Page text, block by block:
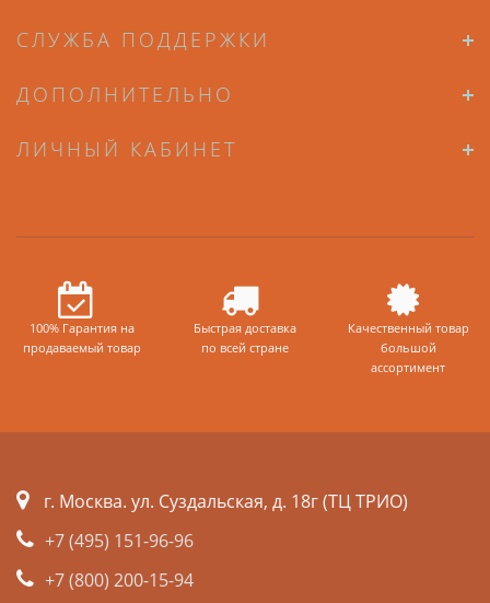
СЛУЖБА ПОДДЕРЖКИ
ДОПОЛНИТЕЛЬНО
ЛИЧНЫЙ КАБИНЕТ
100% Гарантия на
продаваемый товар
Быстрая доставка
по всей стране
Качественный товар
большой
ассортимент
г. Москва. ул. Суздальская, д. 18г (ТЦ ТРИО)
+7 (495) 151-96-96
+7 (800) 200-15-94